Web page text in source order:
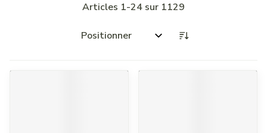
Articles 1-24 sur 1129
Trier par: